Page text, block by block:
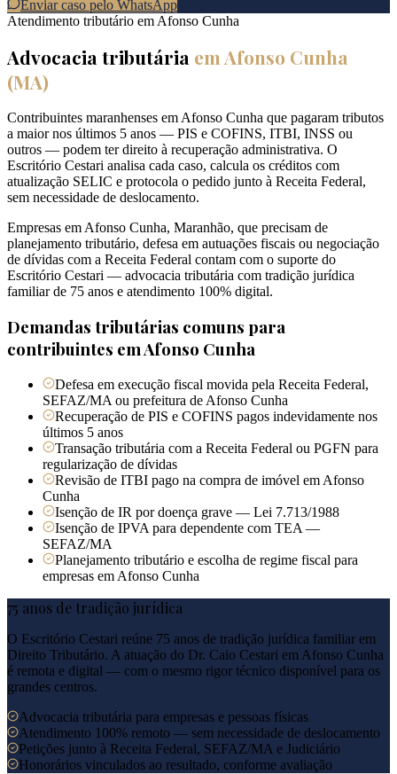
Enviar caso pelo WhatsApp
Atendimento tributário em Afonso Cunha
Advocacia tributária em Afonso Cunha
(MA)
Contribuintes maranhenses em Afonso Cunha que pagaram tributos
a maior nos últimos 5 anos — PIS e COFINS, ITBI, INSS ou
outros — podem ter direito à recuperação administrativa. O
Escritório Cestari analisa cada caso, calcula os créditos com
atualização SELIC e protocola o pedido junto à Receita Federal,
sem necessidade de deslocamento.
Empresas em Afonso Cunha, Maranhão, que precisam de
planejamento tributário, defesa em autuações fiscais ou negociação
de dívidas com a Receita Federal contam com o suporte do
Escritório Cestari — advocacia tributária com tradição jurídica
familiar de 75 anos e atendimento 100% digital.
Demandas tributárias comuns para
contribuintes emAfonso Cunha
Defesa em execução fiscal movida pela Receita Federal,
SEFAZ/MA ou prefeitura de Afonso Cunha
Recuperação de PIS e COFINS pagos indevidamente nos
últimos 5 anos
Transação tributária com a Receita Federal ou PGFN para
regularização de dívidas
Revisão de ITBI pago na compra de imóvel em Afonso
Cunha
Isenção de IR por doença grave — Lei 7.713/1988
Isenção de IPVA para dependente com TEA —
SEFAZ/MA
Planejamento tributário e escolha de regime fiscal para
empresas em Afonso Cunha
75 anos de tradição jurídica
O Escritório Cestari reúne 75 anos de tradição jurídica familiar em
Direito Tributário. A atuação do Dr. Caio Cestari em Afonso Cunha
é remota e digital — com o mesmo rigor técnico disponível para os
grandes centros.
Advocacia tributária para empresas e pessoas físicas
Atendimento 100% remoto — sem necessidade de deslocamento
Petições junto à Receita Federal, SEFAZ/MA e Judiciário
Honorários vinculados ao resultado, conforme avaliação